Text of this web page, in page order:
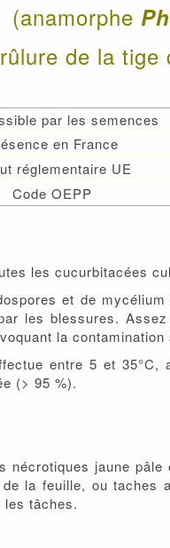
(anamorphe
de la tige
par les semences
en France
réglementaire UE
Code OEPP
les cucurbitacées
et de
les blessures.
la contamination
entre 5 et
(> 95 %).
jaune
la feuille, ou taches
tâches.